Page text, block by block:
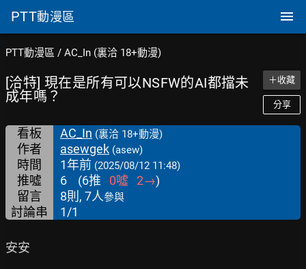
PTT動漫區
PTT動漫區 / AC_In (裏洽 18+動漫)
[洽特] 現在是所有可以NSFW的AI都擋未
成年嗎？
＋收藏
分享
看板 AC_In (裏洽 18+動漫)
作者 asewgek (asew)
時間 1年前 (2025/08/12 11:48)
推噓 6 (6推 0噓 2→)
留言
8則, 7人參與
討論串 1/1
安安